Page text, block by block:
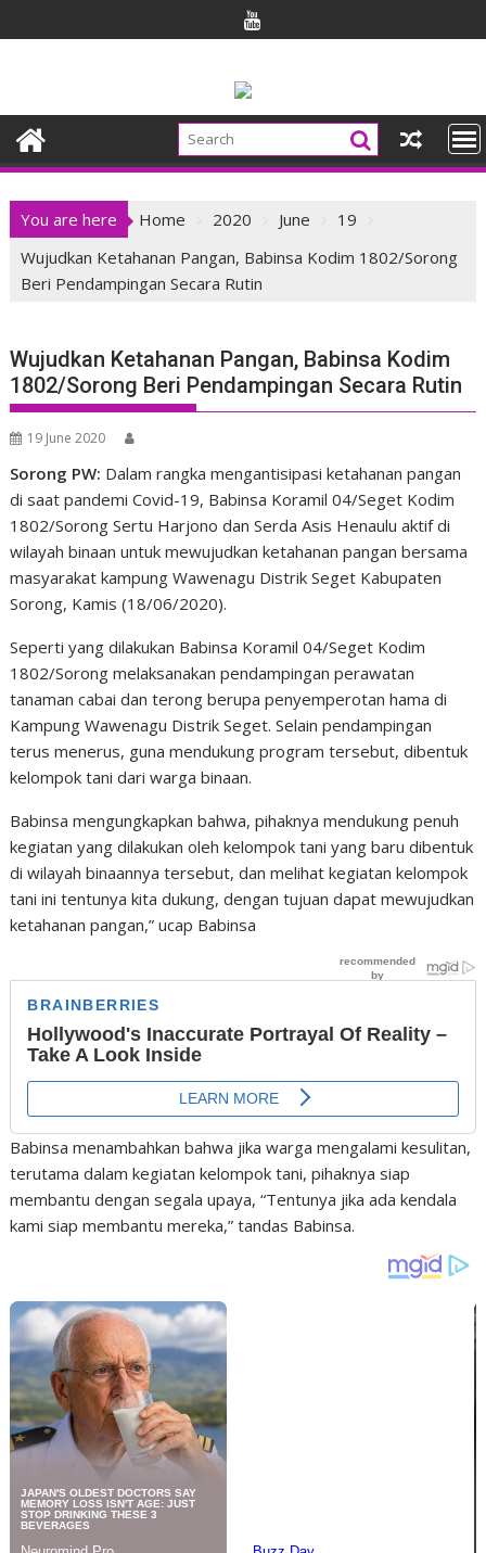
to
You are here Home 2020 June
19
Wujudkan Ketahanan Pangan, Babinsa Kodim 1802/Sorong
Beri Pendampingan Secara Rutin
Wujudkan Ketahanan Pangan, Babinsa Kodim
1802/Sorong Beri Pendampingan Secara Rutin
19 June 2020
Sorong PW: Dalam rangka mengantisipasi ketahanan pangan
di saat pandemi Covid-19, Babinsa Koramil 04/Seget Kodim
1802/Sorong Sertu Harjono dan Serda Asis Henaulu aktif di
wilayah binaan untuk mewujudkan ketahanan pangan bersama
masyarakat kampung Wawenagu Distrik Seget Kabupaten
Sorong, Kamis (18/06/2020).
Seperti yang dilakukan Babinsa Koramil 04/Seget Kodim
1802/Sorong melaksanakan pendampingan perawatan
tanaman cabai dan terong berupa penyemperotan hama di
Kampung Wawenagu Distrik Seget. Selain pendampingan
terus menerus, guna mendukung program tersebut, dibentuk
kelompok tani dari warga binaan.
Babinsa mengungkapkan bahwa, pihaknya mendukung penuh
kegiatan yang dilakukan oleh kelompok tani yang baru dibentuk
di wilayah binaannya tersebut, dan melihat kegiatan kelompok
tani ini tentunya kita dukung, dengan tujuan dapat mewujudkan
ketahanan pangan,” ucap Babinsa
Babinsa menambahkan bahwa jika warga mengalami kesulitan,
terutama dalam kegiatan kelompok tani, pihaknya siap
membantu dengan segala upaya, “Tentunya jika ada kendala
kami siap membantu mereka,” tandas Babinsa.